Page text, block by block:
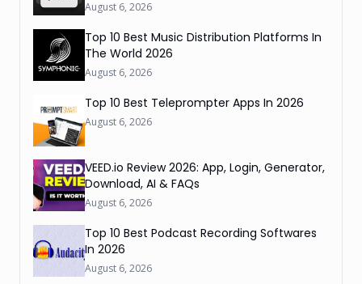
August 6, 2026
Top 10 Best Music Distribution Platforms In
The World 2026
August 6, 2026
Top 10 Best Teleprompter Apps In 2026
August 6, 2026
VEED.io Review 2026: App, Login, Generator,
Download, AI & FAQs
August 6, 2026
Top 10 Best Podcast Recording Softwares
In 2026
August 6, 2026